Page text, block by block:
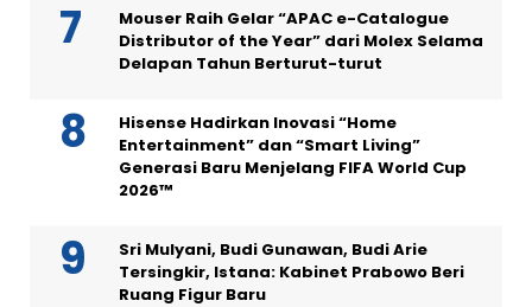
Mouser Raih Gelar “APAC e-Catalogue
Distributor of the Year” dari Molex Selama
Delapan Tahun Berturut-turut
Hisense Hadirkan Inovasi “Home
Entertainment” dan “Smart Living”
Generasi Baru Menjelang FIFA World Cup
2026™
Sri Mulyani, Budi Gunawan, Budi Arie
Tersingkir, Istana: Kabinet Prabowo Beri
Ruang Figur Baru